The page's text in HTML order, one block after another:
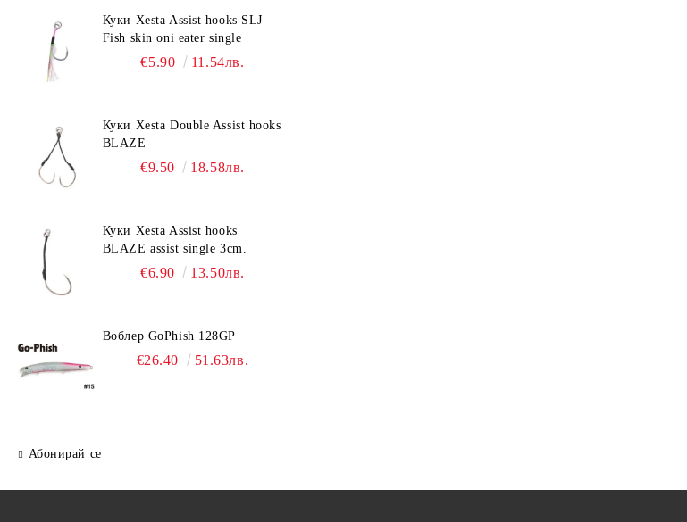
Куки Xesta Assist hooks SLJ
Fish skin oni eater single
€5.90 11.54лв.
Куки Xesta Double Assist hooks
BLAZE
€9.50 18.58лв.
Куки Xesta Assist hooks
BLAZE assist single 3cm.
€6.90 13.50лв.
Воблер GoPhish 128GP
€26.40 51.63лв.
Абонирай се